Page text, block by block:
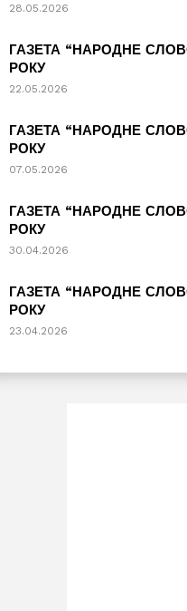
28.05.2026
ГАЗЕТА “НАРОДНЕ
РОКУ
22.05.2026
ГАЗЕТА “НАРОДНЕ
РОКУ
07.05.2026
ГАЗЕТА “НАРОДНЕ
РОКУ
30.04.2026
ГАЗЕТА “НАРОДНЕ
РОКУ
23.04.2026